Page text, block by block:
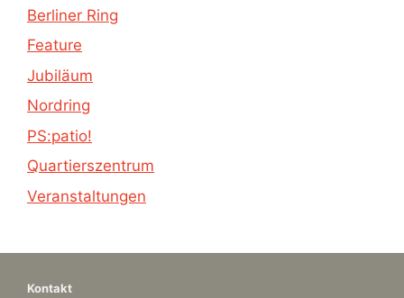
Berliner Ring
Feature
Jubiläum
Nordring
PS:patio!
Quartierszentrum
Veranstaltungen
Kontakt